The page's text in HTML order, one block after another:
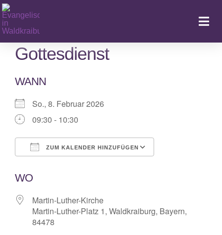
Zum
Inhalt
springen
Gottesdienst
WANN
So., 8. Februar 2026
09:30 - 10:30
ZUM KALENDER HINZUFÜGEN
WO
Martin-Luther-Kirche
Martin-Luther-Platz 1, Waldkraiburg, Bayern,
84478